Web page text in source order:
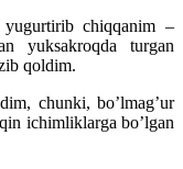
chiqqanim –
yuksakroqda turgan
qoldim.
chunki, bo’lmag’ur
ichimliklarga bo’lgan